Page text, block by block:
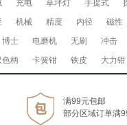
充电 草坪灯 手提式
机械 精度 内径
磁性
博士 电磨机 无刷
冲击
色柄 卡簧钳 铁皮 大力钳
满99元包邮
部分区域订单满